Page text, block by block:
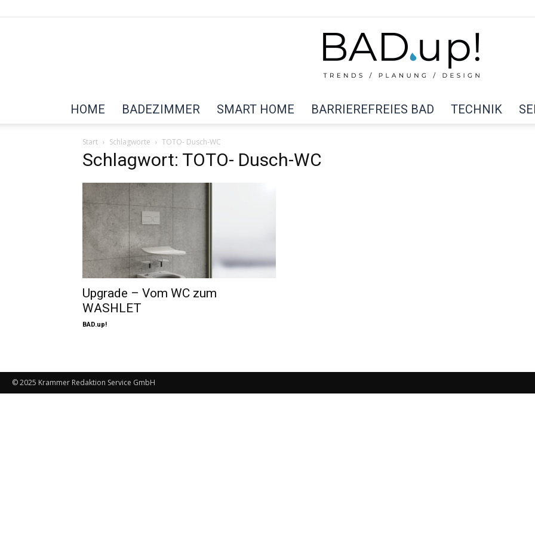
HOME BADEZIMMER SMART HOME BARRIEREFREIES BAD TECHNIK
Start Schlagworte TOTO- Dusch-WC
Schlagwort: TOTO- Dusch-WC
Upgrade – Vom WC zum
WASHLET
BAD.up!
© 2025 Krammer Redaktion Service GmbH